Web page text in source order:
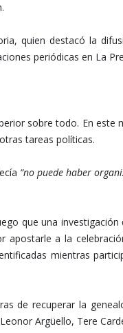
quien destacó la
periódicas en La
sobre todo. En este
tareas políticas.
“no puede haber
que una investigación
apostarle a la
mientras
de recuperar la
Argüello, Tere